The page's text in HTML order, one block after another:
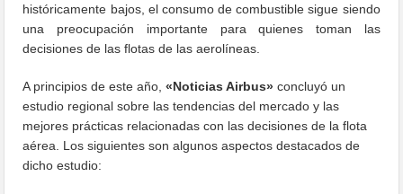
históricamente bajos, el consumo de combustible sigue siendo
una preocupación importante para quienes toman las
decisiones de las flotas de las aerolíneas.
A principios de este año,«Noticias Airbus» concluyó un
estudio regional sobre las tendencias del mercado y las
mejores prácticas relacionadas con las decisiones de la flota
aérea. Los siguientes son algunos aspectos destacados de
dicho estudio: